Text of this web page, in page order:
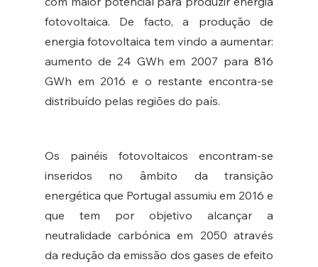
fotovoltaica. De facto, a produção de
energia fotovoltaica tem vindo a aumentar:
aumento de 24 GWh em 2007 para 816
GWh em 2016 e o restante encontra-se
distribuído pelas regiões do país.
Os painéis fotovoltaicos encontram-se
inseridos no âmbito da transição
energética que Portugal assumiu em 2016 e
que tem por objetivo alcançar a
neutralidade carbónica em 2050 através
da redução da emissão dos gases de efeito